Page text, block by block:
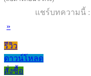
แชร์บทความนี้ :
»
รีวิว
ดาวน์โหลด
สั่งซื้อ